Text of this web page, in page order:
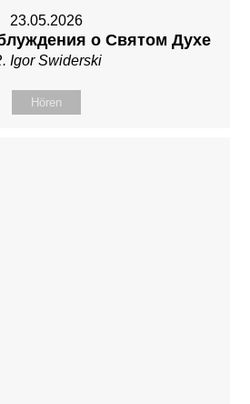
23.05.2026
о Святом Духе
Igor Swiderski
Hören